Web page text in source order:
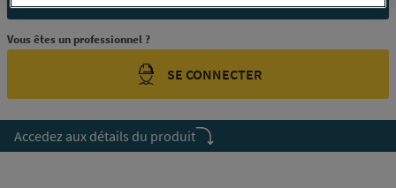
Vous êtes un professionnel ?
SE CONNECTER
Accedez aux détails du produit